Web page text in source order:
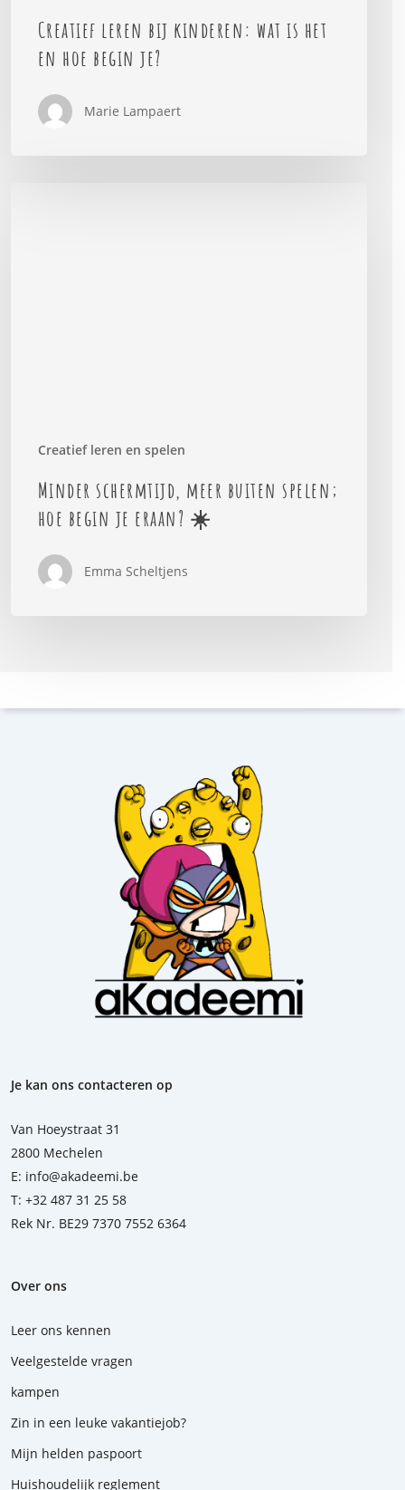
Creatief leren bij kinderen: wat is het
en hoe begin je?
Marie Lampaert
Creatief leren en spelen
Minder schermtijd, meer buiten spelen;
hoe begin je eraan? ☀️
Emma Scheltjens
Je kan ons contacteren op
Van Hoeystraat 31
2800 Mechelen
E: info@akadeemi.be
T: +32 487 31 25 58
Rek Nr. BE29 7370 7552 6364
Over ons
Leer ons kennen
Veelgestelde vragen
kampen
Zin in een leuke vakantiejob?
Mijn helden paspoort
Huishoudelijk reglement